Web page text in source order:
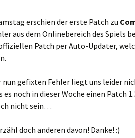
erschien der erste Patch zu
aus dem Onlinebereich des Spiels
Patch per Auto-Updater,
nun gefixten Fehler liegt uns leider
es noch in dieser Woche einen Patch
nicht sein…
doch anderen davon! Danke! :)